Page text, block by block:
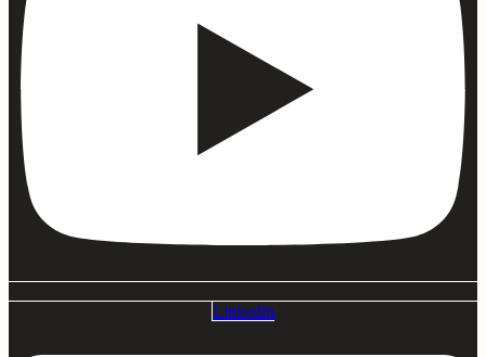
Linkedin